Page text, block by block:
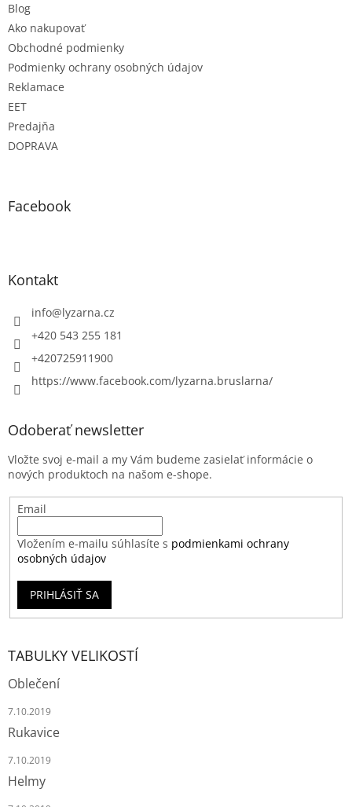
Blog
Ako nakupovať
Obchodné podmienky
Podmienky ochrany osobných údajov
Reklamace
EET
Predajňa
DOPRAVA
Facebook
Kontakt
info@lyzarna.cz
+420 543 255 181
+420725911900
https://www.facebook.com/lyzarna.bruslarna/
Odoberať newsletter
Vložte svoj e-mail a my Vám budeme zasielať informácie o
nových produktoch na našom e-shope.
Email
Vložením e-mailu súhlasíte s podmienkami ochrany
osobných údajov
PRIHLÁSIŤ SA
TABULKY VELIKOSTÍ
Oblečení
7.10.2019
Rukavice
7.10.2019
Helmy